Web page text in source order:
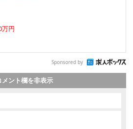
万円
Sponsored by
メント欄を非表示